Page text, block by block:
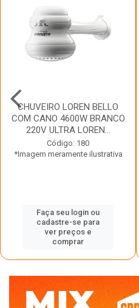
CHUVEIRO LOREN BELLO
COM CANO 4600W BRANCO
220V ULTRA LOREN...
Código: 180
*Imagem meramente ilustrativa
Faça seu login ou
cadastre-se para
ver preços e
comprar